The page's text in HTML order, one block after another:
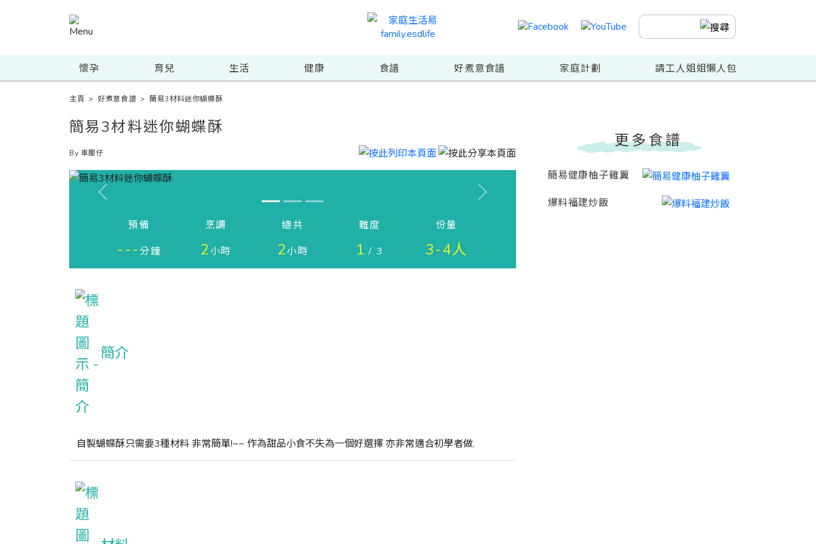
懷孕 育兒 生活 健康 食譜 好煮意食譜 家庭計劃 請工人姐姐懶人包
主頁 >好煮意食譜 >簡易3材料迷你蝴蝶酥
簡易3材料迷你蝴蝶酥
By 車厘仔
Previous Next
預備
---分鐘
烹調
2小時
總共
2小時
難度
1 / 3
份量
3-4人
簡介
自製蝴蝶酥只需要3種材料 非常簡單!~~ 作為甜品小食不失為一個好選擇 亦非常適合初學者做.
更多食譜
簡易健康柚子雞翼
爆料福建炒飯